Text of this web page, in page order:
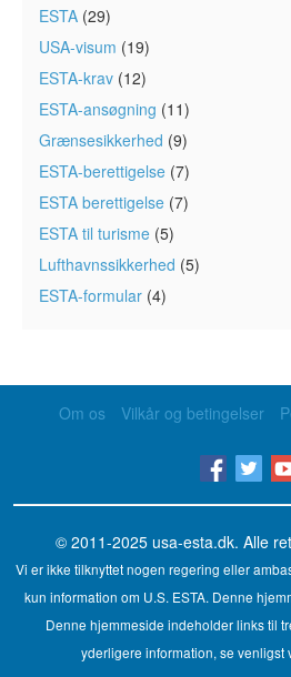
ESTA (29)
USA-visum (19)
ESTA-krav (12)
ESTA-ansøgning (11)
Grænsesikkerhed (9)
ESTA-berettigelse (7)
ESTA berettigelse (7)
ESTA til turisme (5)
Lufthavnssikkerhed (5)
ESTA-formular (4)
Om os Vilkår og betingelser
© 2011-2025 usa-esta.dk. Alle
Vi er ikke tilknyttet nogen regering eller
kun information om U.S. ESTA. Denne
Denne hjemmeside indeholder links til
yderligere information, se venligst